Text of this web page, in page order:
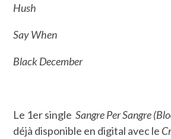
Hush
Say When
Black December
Le 1er singleSangre Per Sangre
déjà disponible en digital avec le